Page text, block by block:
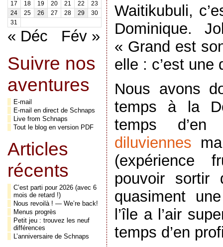
17
18 19 20 21 22
23
24
25 26 27 28 29
30
31
« Déc Fév »
Suivre nos
aventures
E-mail
E-mail en direct de Schnaps
Live from Schnaps
Tout le blog en version PDF
Articles
récents
C’est parti pour 2026 (avec 6
mois de retard !)
Nous revoilà ! — We’re back!
Menus progrès
Petit jeu : trouvez les neuf
différences
L’anniversaire de Schnaps
Waitikubuli,
Dominique.
« Grand est
elle : c’est une
Nous avons
temps à la
temps
diluviennes
(expérience
pouvoir sortir
quasiment
l’île a l’air
temps d’en